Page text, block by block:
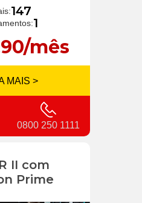
147
1
mês
MAIS >
0800 250 1111
II com
Prime